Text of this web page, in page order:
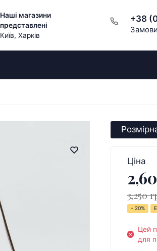
Наші магазини
представлені
Київ, Харків
+38
Ціна
3,250
- 20%
Цей
для